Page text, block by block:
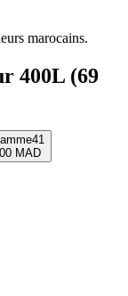
marocains.
400L (69
41
MAD